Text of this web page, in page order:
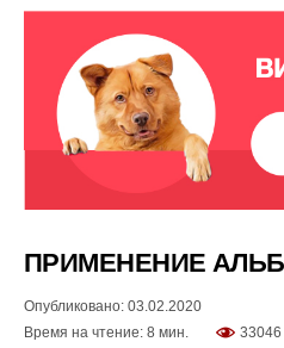
ПРИМЕНЕНИЕ
Опубликовано: 03.02.2020
Время на чтение: 8 мин.
33046